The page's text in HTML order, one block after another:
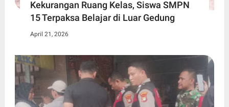
Kekurangan Ruang Kelas, Siswa SMPN
15 Terpaksa Belajar di Luar Gedung ​
April 21, 2026